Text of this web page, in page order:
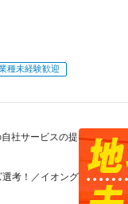
種未経験歓迎
社サービスの提
選考！／イオング